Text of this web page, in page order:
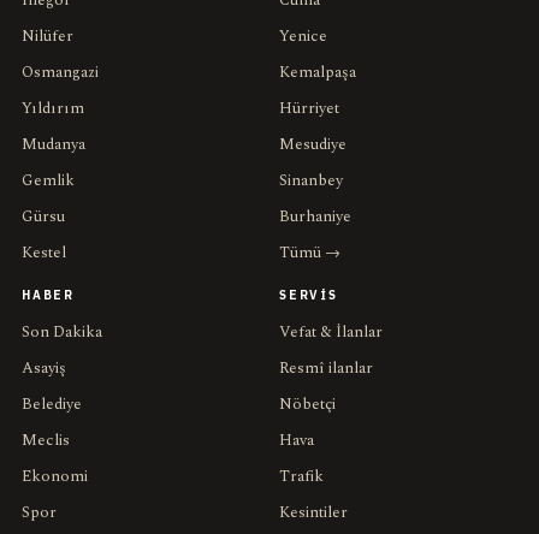
Nilüfer
Osmangazi
Yıldırım
Mudanya
Gemlik
Gürsu
Kestel
Yenice
Kemalpaşa
Hürriyet
Mesudiye
Sinanbey
Burhaniye
Tümü →
HABER
Son Dakika
Asayiş
Belediye
Meclis
Ekonomi
Spor
SERVIS
Vefat & İlanlar
Resmî ilanlar
Nöbetçi
Hava
Trafik
Kesintiler